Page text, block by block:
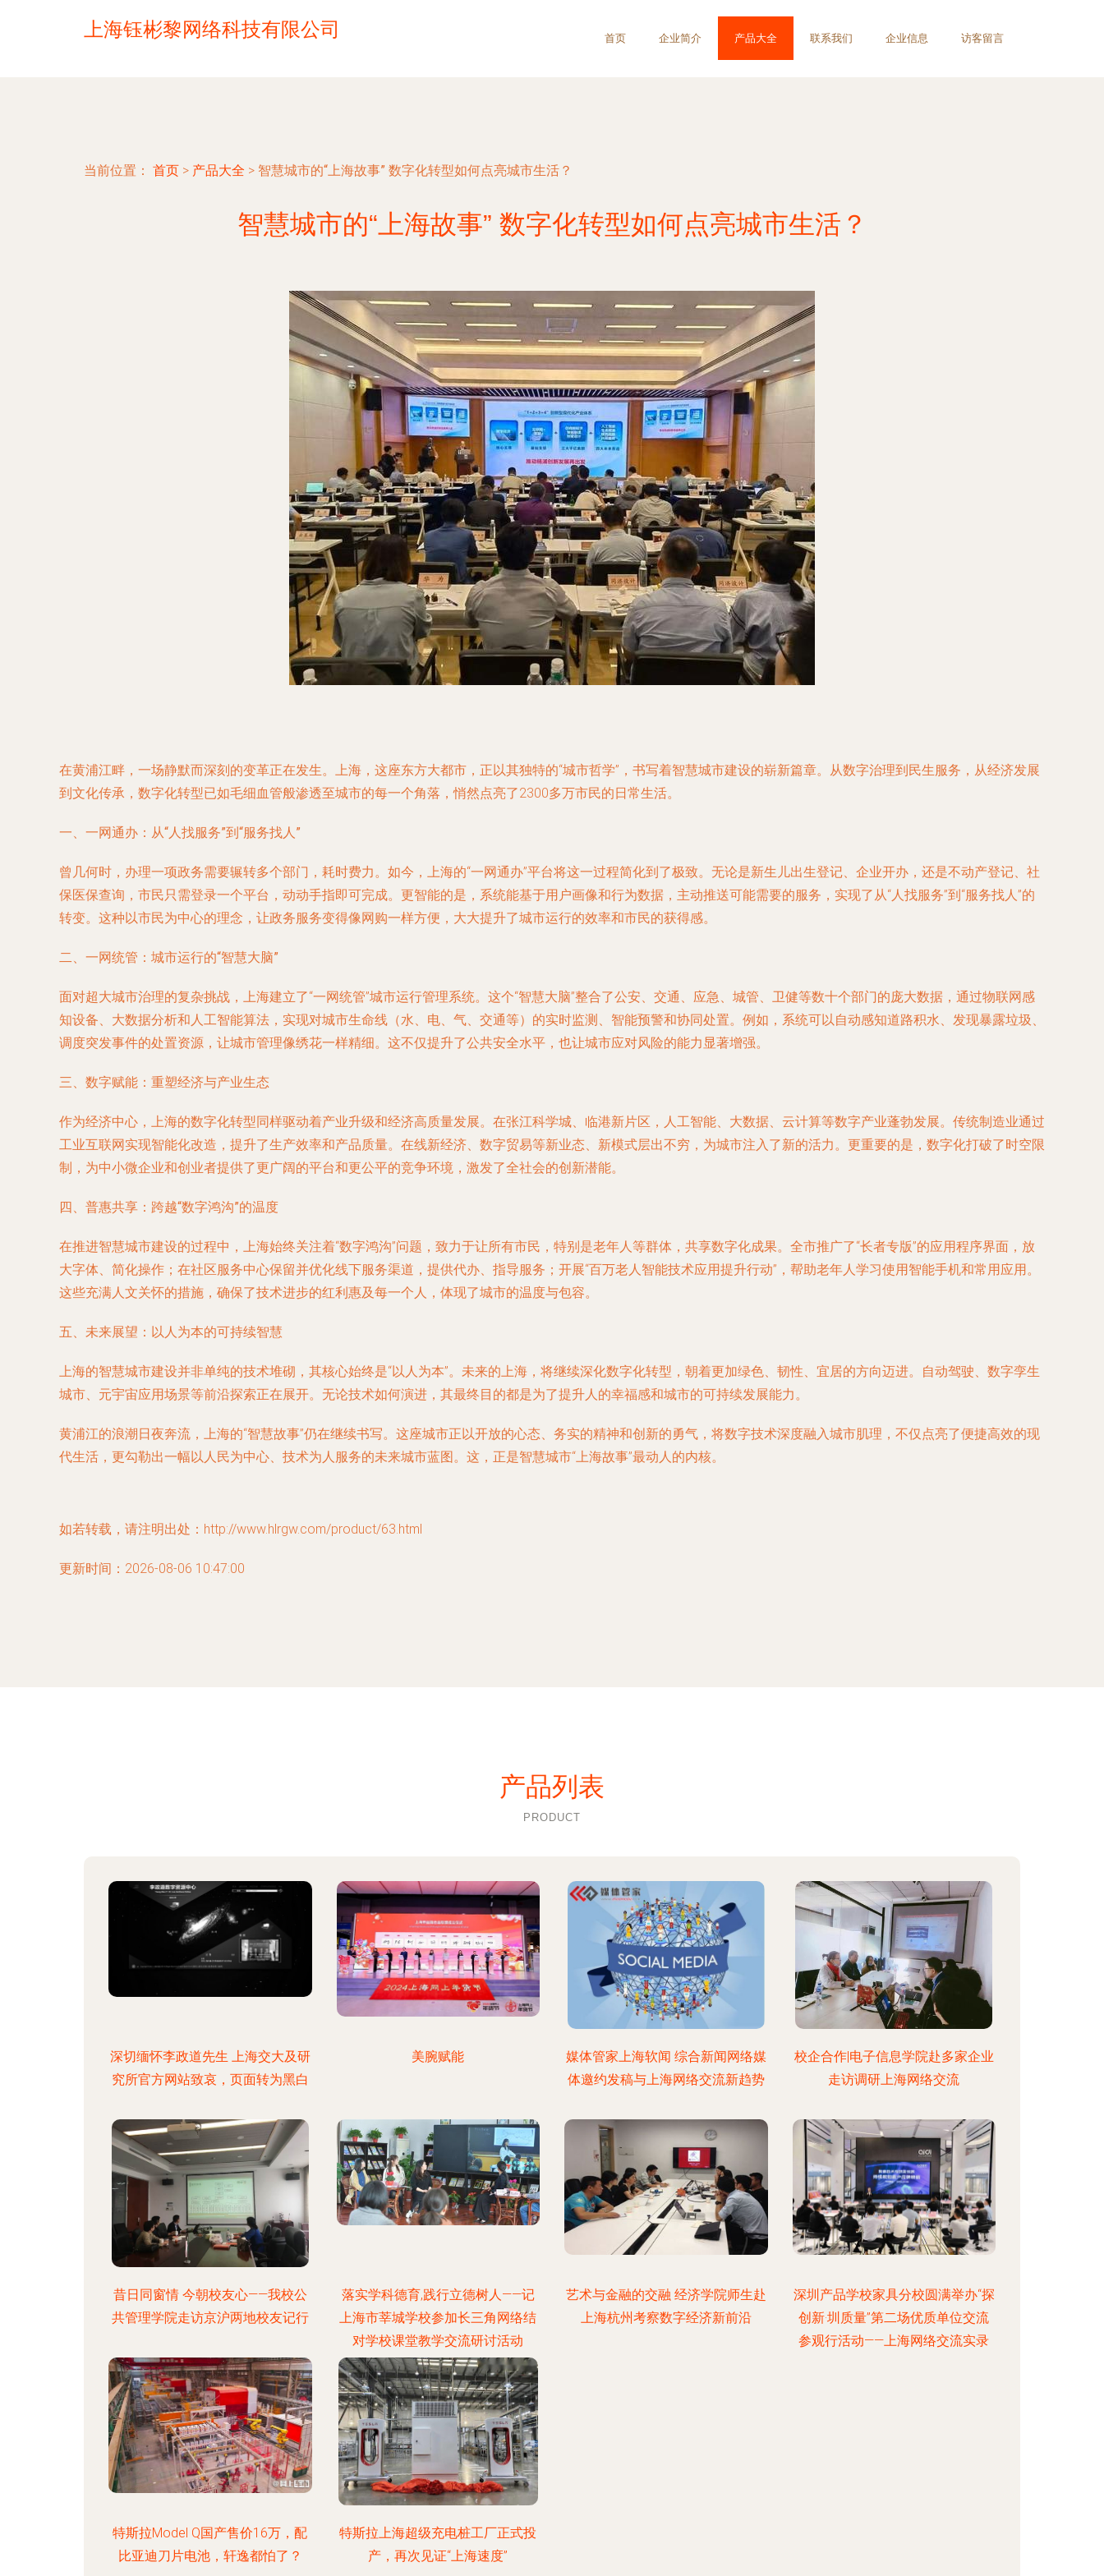
上海钰彬黎网络科技有限公司 首页 企业简介 产品大全 联系我们 企业信息 访客留言
当前位置： 首页 > 产品大全 > 智慧城市的“上海故事” 数字化转型如何点亮城市生活？
智慧城市的“上海故事” 数字化转型如何点亮城市生活？
在黄浦江畔，一场静默而深刻的变革正在发生。上海，这座东方大都市，正以其独特的“城市哲学”，书写着智慧城市建设的崭新篇章。从数字治理到民生服务，从经济发展
到文化传承，数字化转型已如毛细血管般渗透至城市的每一个角落，悄然点亮了2300多万市民的日常生活。
一、一网通办：从“人找服务”到“服务找人”
曾几何时，办理一项政务需要辗转多个部门，耗时费力。如今，上海的“一网通办”平台将这一过程简化到了极致。无论是新生儿出生登记、企业开办，还是不动产登记、社
保医保查询，市民只需登录一个平台，动动手指即可完成。更智能的是，系统能基于用户画像和行为数据，主动推送可能需要的服务，实现了从“人找服务”到“服务找人”的
转变。这种以市民为中心的理念，让政务服务变得像网购一样方便，大大提升了城市运行的效率和市民的获得感。
二、一网统管：城市运行的“智慧大脑”
面对超大城市治理的复杂挑战，上海建立了“一网统管”城市运行管理系统。这个“智慧大脑”整合了公安、交通、应急、城管、卫健等数十个部门的庞大数据，通过物联网感
知设备、大数据分析和人工智能算法，实现对城市生命线（水、电、气、交通等）的实时监测、智能预警和协同处置。例如，系统可以自动感知道路积水、发现暴露垃圾、
调度突发事件的处置资源，让城市管理像绣花一样精细。这不仅提升了公共安全水平，也让城市应对风险的能力显著增强。
三、数字赋能：重塑经济与产业生态
作为经济中心，上海的数字化转型同样驱动着产业升级和经济高质量发展。在张江科学城、临港新片区，人工智能、大数据、云计算等数字产业蓬勃发展。传统制造业通过
工业互联网实现智能化改造，提升了生产效率和产品质量。在线新经济、数字贸易等新业态、新模式层出不穷，为城市注入了新的活力。更重要的是，数字化打破了时空限
制，为中小微企业和创业者提供了更广阔的平台和更公平的竞争环境，激发了全社会的创新潜能。
四、普惠共享：跨越“数字鸿沟”的温度
在推进智慧城市建设的过程中，上海始终关注着“数字鸿沟”问题，致力于让所有市民，特别是老年人等群体，共享数字化成果。全市推广了“长者专版”的应用程序界面，放
大字体、简化操作；在社区服务中心保留并优化线下服务渠道，提供代办、指导服务；开展“百万老人智能技术应用提升行动”，帮助老年人学习使用智能手机和常用应用。
这些充满人文关怀的措施，确保了技术进步的红利惠及每一个人，体现了城市的温度与包容。
五、未来展望：以人为本的可持续智慧
上海的智慧城市建设并非单纯的技术堆砌，其核心始终是“以人为本”。未来的上海，将继续深化数字化转型，朝着更加绿色、韧性、宜居的方向迈进。自动驾驶、数字孪生
城市、元宇宙应用场景等前沿探索正在展开。无论技术如何演进，其最终目的都是为了提升人的幸福感和城市的可持续发展能力。
黄浦江的浪潮日夜奔流，上海的“智慧故事”仍在继续书写。这座城市正以开放的心态、务实的精神和创新的勇气，将数字技术深度融入城市肌理，不仅点亮了便捷高效的现
代生活，更勾勒出一幅以人民为中心、技术为人服务的未来城市蓝图。这，正是智慧城市“上海故事”最动人的内核。
如若转载，请注明出处：http://www.hlrgw.com/product/63.html
更新时间：2026-08-06 10:47:00
产品列表
PRODUCT
深切缅怀李政道先生 上海交大及研
究所官方网站致哀，页面转为黑白
美腕赋能
媒体管家上海软闻 综合新闻网络媒
体邀约发稿与上海网络交流新趋势
校企合作|电子信息学院赴多家企业
走访调研上海网络交流
昔日同窗情 今朝校友心——我校公
共管理学院走访京沪两地校友记行
落实学科德育,践行立德树人——记
上海市莘城学校参加长三角网络结
对学校课堂教学交流研讨活动
艺术与金融的交融 经济学院师生赴
上海杭州考察数字经济新前沿
深圳产品学校家具分校圆满举办“探
创新·圳质量”第二场优质单位交流
参观行活动——上海网络交流实录
特斯拉Model Q国产售价16万，配
比亚迪刀片电池，轩逸都怕了？
特斯拉上海超级充电桩工厂正式投
产，再次见证“上海速度”